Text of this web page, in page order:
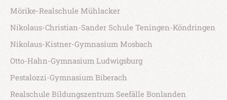
Mörike-Realschule Mühlacker
Nikolaus-Christian-Sander Schule Teningen-Köndringen
Nikolaus-Kistner-Gymnasium Mosbach
Otto-Hahn-Gymnasium Ludwigsburg
Pestalozzi-Gymnasium Biberach
Realschule Bildungszentrum Seefälle Bonlanden